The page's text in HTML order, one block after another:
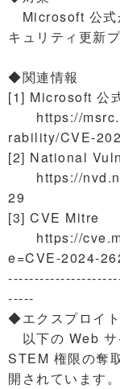
Microsoft 公式
キュリティ更新
◆関連情報
[1] Microsoft 公
https://
rability/CVE-
[2] National
https://
29
[3] CVE Mitre
https://
e=CVE-2024-
-----
◆エクスプロイト
以下の Web サ
STEM 権限の奪
開されています。